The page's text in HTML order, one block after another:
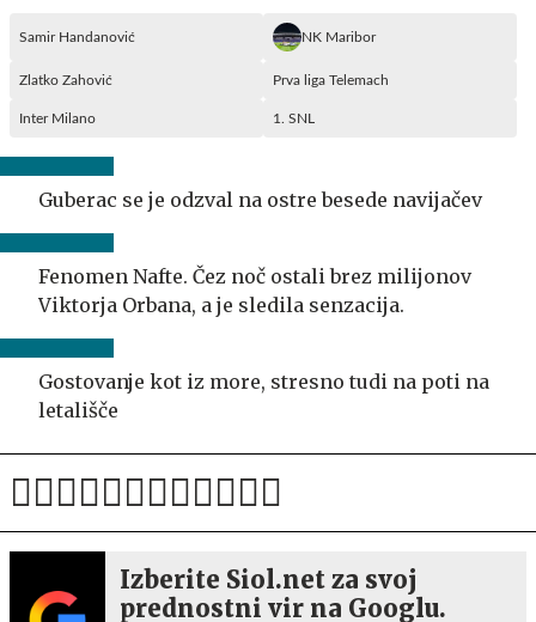
Samir Handanović NK Maribor
Zlatko Zahović Prva liga Telemach
Inter Milano 1. SNL
Guberac se je odzval na ostre besede navijačev
Fenomen Nafte. Čez noč ostali brez milijonov
Viktorja Orbana, a je sledila senzacija.
Gostovanje kot iz more, stresno tudi na poti na
letališče
Izberite Siol.net za svoj
prednostni vir na Googlu.